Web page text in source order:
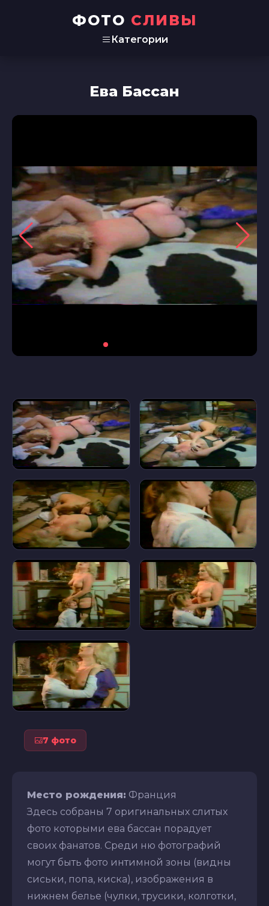
ФОТО СЛИВЫ
Категории
Ева Бассан
7 фото
Место рождения: Франция
Здесь собраны 7 оригинальных слитых
фото которыми ева бассан порадует
своих фанатов. Среди ню фотографий
могут быть фото интимной зоны (видны
сиськи, попа, киска), изображения в
нижнем белье (чулки, трусики, колготки,